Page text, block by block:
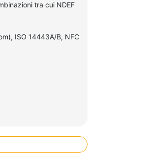
tra cui NDEF
ISO 14443A/B, NFC